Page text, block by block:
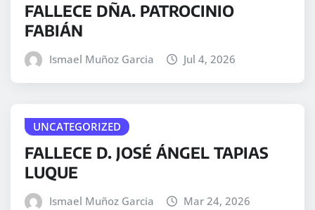
FALLECE DÑA. PATROCINIO
FABIÁN
Ismael Muñoz Garcia Jul 4, 2026
UNCATEGORIZED
FALLECE D. JOSÉ ÁNGEL TAPIAS
LUQUE
Ismael Muñoz Garcia Mar 24, 2026